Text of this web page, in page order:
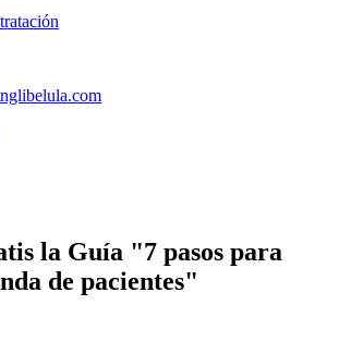
la Guía "7 pasos para
de pacientes"